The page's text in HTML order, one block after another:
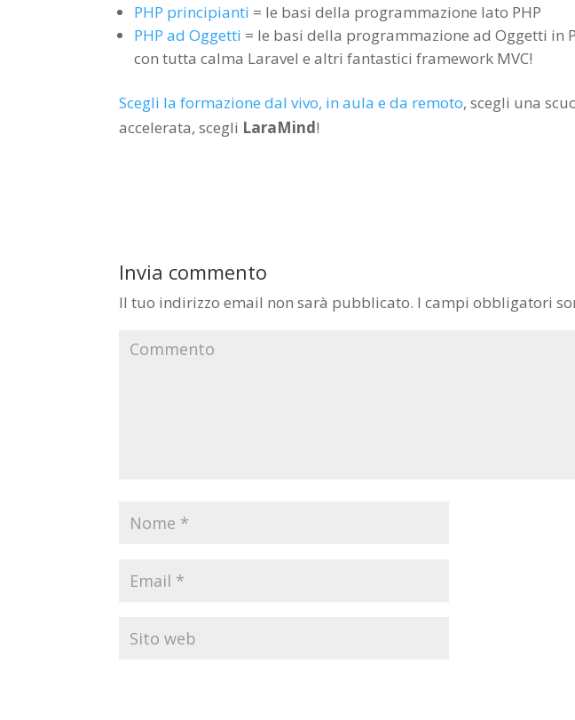
PHP principianti = le basi della programmazione lato PHP
PHP ad Oggetti = le basi della programmazione ad Oggetti in
con tutta calma Laravel e altri fantastici framework MVC!
Scegli la formazione dal vivo, in aula e da remoto, scegli una
accelerata, scegli LaraMind!
Invia commento
Il tuo indirizzo email non sarà pubblicato. I campi obbligatori